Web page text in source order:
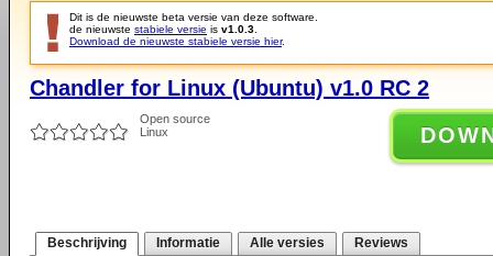
Dit is de nieuwste beta versie van deze software.
de nieuwste stabiele versie is v1.0.3
Download de nieuwste stabiele versie hier.
Chandler for Linux (Ubuntu) v1.0 RC 2
Open source
Linux
Beschrijving Informatie Alle versies Reviews